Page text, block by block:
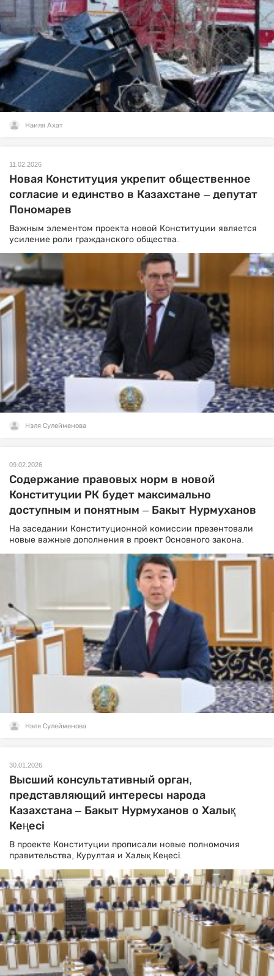
Наиля Ахат
11.02.2026
Новая Конституция укрепит общественное
согласие и единство в Казахстане – депутат
Пономарев
Важным элементом проекта новой Конституции является
усиление роли гражданского общества.
Нэля Сулейменова
09.02.2026
Содержание правовых норм в новой
Конституции РК будет максимально
доступным и понятным – Бакыт Нурмуханов
На заседании Конституционной комиссии презентовали
новые важные дополнения в проект Основного закона.
Нэля Сулейменова
30.01.2026
Высший консультативный орган,
представляющий интересы народа
Казахстана – Бакыт Нурмуханов о Халық
Кеңесі
В проекте Конституции прописали новые полномочия
правительства, Курултая и Халық Кеңесі.